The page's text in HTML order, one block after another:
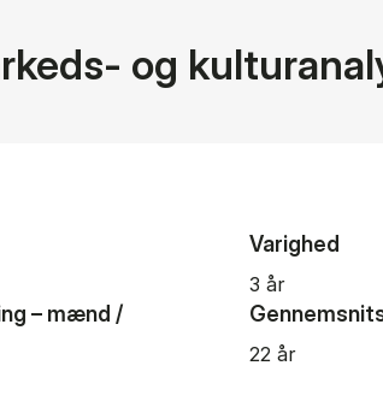
og
Varighed
3 år
– mænd /
22 år